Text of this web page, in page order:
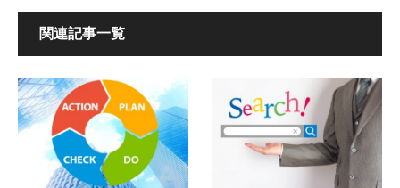
関連記事一覧